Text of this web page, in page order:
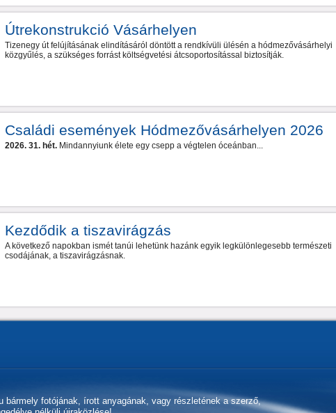
Útrekonstrukció Vásárhelyen
Tizenegy út felújításának elindításáról döntött a rendkívüli ülésén a hódmezővásárhelyi
közgyűlés, a szükséges forrást költségvetési átcsoportosítással biztosítják.
Családi események Hódmezővásárhelyen 2026
2026. 31. hét.Mindannyiunk élete egy csepp a végtelen óceánban...
Kezdődik a tiszavirágzás
A következő napokban ismét tanúi lehetünk hazánk egyik legkülönlegesebb természeti
csodájának, a tiszavirágzásnak.
bármely fotójának, írott anyagának, vagy részletének a szerző,